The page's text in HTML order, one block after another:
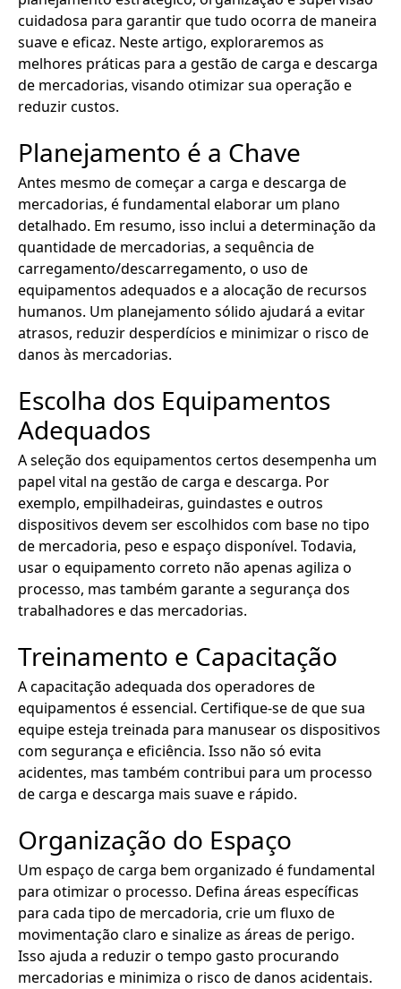
cuidadosa para garantir que tudo ocorra de maneira
suave e eficaz. Neste artigo, exploraremos as
melhores práticas para a gestão de carga e descarga
de mercadorias, visando otimizar sua operação e
reduzir custos.
Planejamento é a Chave
Antes mesmo de começar a carga e descarga de
mercadorias, é fundamental elaborar um plano
detalhado. Em resumo, isso inclui a determinação da
quantidade de mercadorias, a sequência de
carregamento/descarregamento, o uso de
equipamentos adequados e a alocação de recursos
humanos. Um planejamento sólido ajudará a evitar
atrasos, reduzir desperdícios e minimizar o risco de
danos às mercadorias.
Escolha dos Equipamentos
Adequados
A seleção dos equipamentos certos desempenha um
papel vital na gestão de carga e descarga. Por
exemplo, empilhadeiras, guindastes e outros
dispositivos devem ser escolhidos com base no tipo
de mercadoria, peso e espaço disponível. Todavia,
usar o equipamento correto não apenas agiliza o
processo, mas também garante a segurança dos
trabalhadores e das mercadorias.
Treinamento e Capacitação
A capacitação adequada dos operadores de
equipamentos é essencial. Certifique-se de que sua
equipe esteja treinada para manusear os dispositivos
com segurança e eficiência. Isso não só evita
acidentes, mas também contribui para um processo
de carga e descarga mais suave e rápido.
Organização do Espaço
Um espaço de carga bem organizado é fundamental
para otimizar o processo. Defina áreas específicas
para cada tipo de mercadoria, crie um fluxo de
movimentação claro e sinalize as áreas de perigo.
Isso ajuda a reduzir o tempo gasto procurando
mercadorias e minimiza o risco de danos acidentais.